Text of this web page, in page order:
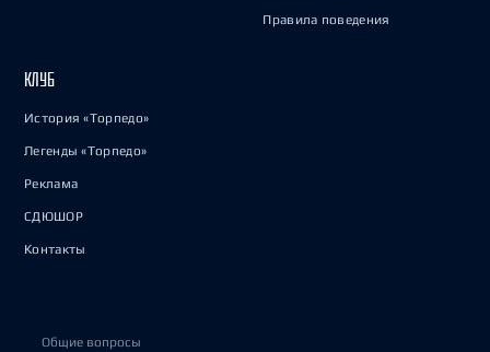
Правила поведения
КЛУБ
История «Торпедо»
Легенды «Торпедо»
Реклама
СДЮШОР
Контакты
Общие вопросы